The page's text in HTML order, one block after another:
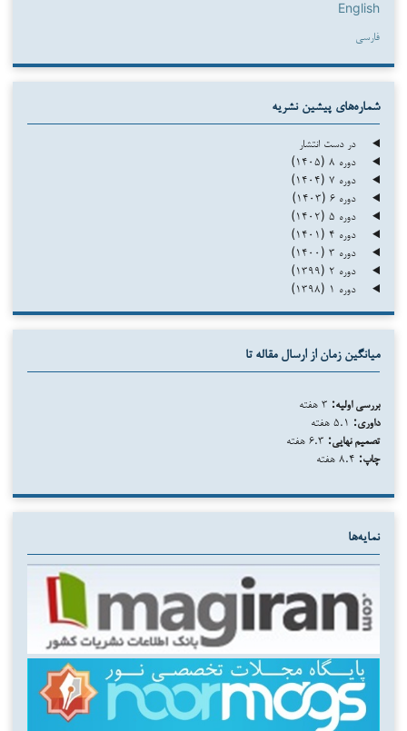
English
فارسی
شماره‌های پیشین نشریه
در دست انتشار
دوره ۸ (۱۴۰۵)
دوره ۷ (۱۴۰۴)
دوره ۶ (۱۴۰۳)
دوره ۵ (۱۴۰۲)
دوره ۴ (۱۴۰۱)
دوره ۳ (۱۴۰۰)
دوره ۲ (۱۳۹۹)
دوره ۱ (۱۳۹۸)
میانگین زمان از ارسال مقاله تا
بررسی اولیه:
داوری:
تصمیم نهایی:
چاپ:
نمایه‌ها